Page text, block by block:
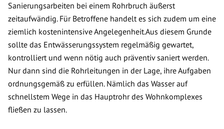
Sanierungsarbeiten bei einem Rohrbruch äußerst
zeitaufwändig. Für Betroffene handelt es sich zudem um eine
ziemlich kostenintensive Angelegenheit.Aus diesem Grunde
sollte das Entwässerungssystem regelmäßig gewartet,
kontrolliert und wenn nötig auch präventiv saniert werden.
Nur dann sind die Rohrleitungen in der Lage, ihre Aufgaben
ordnungsgemäß zu erfüllen. Nämlich das Wasser auf
schnellstem Wege in das Hauptrohr des Wohnkomplexes
fließen zu lassen.